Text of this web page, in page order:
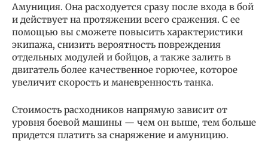
Амуниция. Она расходуется сразу после входа в бой
и действует на протяжении всего сражения. С ее
помощью вы сможете повысить характеристики
экипажа, снизить вероятность повреждения
отдельных модулей и бойцов, а также залить в
двигатель более качественное горючее, которое
увеличит скорость и маневренность танка.
Стоимость расходников напрямую зависит от
уровня боевой машины — чем он выше, тем больше
придется платить за снаряжение и амуницию.